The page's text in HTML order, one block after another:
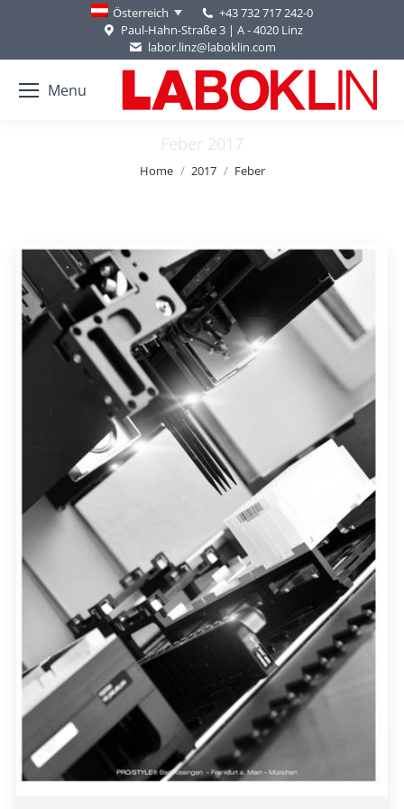
Österreich
+43 732 717 242-0
Paul-Hahn-Straße 3 | A - 4020 Linz
labor.linz@laboklin.com
Menu
Feber 2017
You are here:
Home 2017 Feber